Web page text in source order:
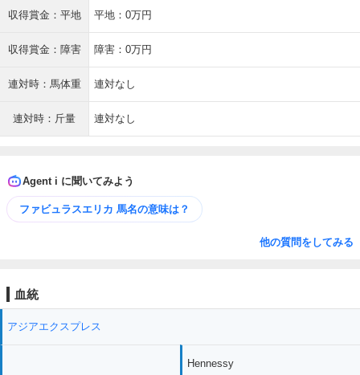
収得賞金：平地 平地：0万円
収得賞金：障害 障害：0万円
連対時：馬体重 連対なし
連対時：斤量 連対なし
Agent i に聞いてみよう
ファビュラスエリカ 馬名の意味は？
他の質問をしてみる
血統
アジアエクスプレス
Hennessy